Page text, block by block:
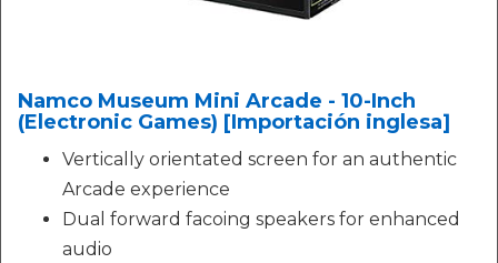
Namco Museum Mini Arcade - 10-Inch
(Electronic Games) [Importación inglesa]
Vertically orientated screen for an authentic
Arcade experience
Dual forward facoing speakers for enhanced
audio